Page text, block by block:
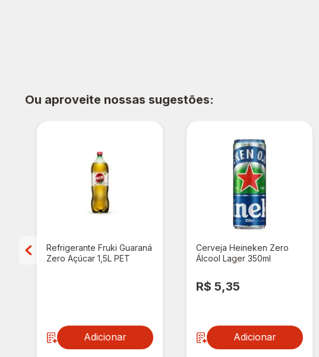
Ou aproveite nossas sugestões:
Refrigerante Fruki Guaraná
Zero Açúcar 1,5L PET
Adicionar
Cerveja Heineken Zero
Álcool Lager 350ml
R$ 5,35
Adicionar